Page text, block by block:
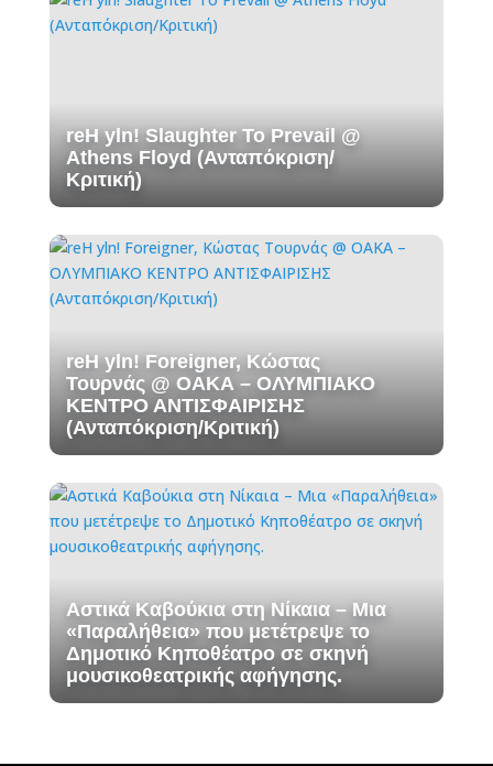
reH yln! Slaughter To Prevail @
Athens Floyd (Ανταπόκριση/
Κριτική)
reH yln! Foreigner, Κώστας
Τουρνάς @ ΟΑΚΑ – ΟΛΥΜΠΙΑΚΟ
ΚΕΝΤΡΟ ΑΝΤΙΣΦΑΙΡΙΣΗΣ
(Ανταπόκριση/Κριτική)
Αστικά Καβούκια στη Νίκαια – Mια
«Παραλήθεια» που μετέτρεψε το
Δημοτικό Κηποθέατρο σε σκηνή
μουσικοθεατρικής αφήγησης.